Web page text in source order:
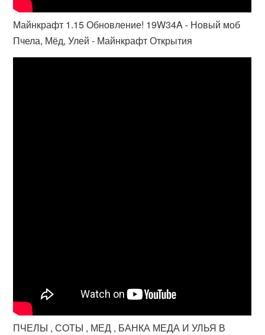
Майнкрафт 1.15 Обновление! 19W34A - Новый моб
Пчела, Мёд, Улей - Майнкрафт Открытия
ПЧЕЛЫ , СОТЫ , МЕД , БАНКА МЕДА И УЛЬЯ В